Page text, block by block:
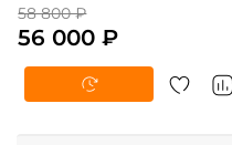
58 800 ₽
56 000 ₽